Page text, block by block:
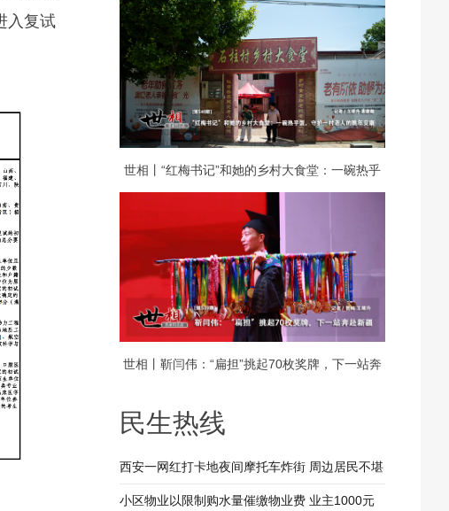
入复试
世相丨“红梅书记”和她的乡村大食堂：一碗热乎
饭，守护一村老人的晚年安康
世相丨靳闫伟：“扁担”挑起70枚奖牌，下一站奔
民生热线
西安一网红打卡地夜间摩托车炸街 周边居民不堪
其扰 回应：将持续开展专项整治行动
小区物业以限制购水量催缴物业费 业主1000元